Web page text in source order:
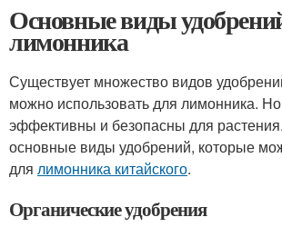
Основные виды
лимонника
Существует множество видов
можно использовать для лимонника.
эффективны и безопасны для
основные виды удобрений, которые
для лимонника китайского.
Органические удобрения